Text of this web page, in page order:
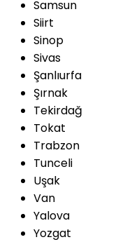
Samsun
Siirt
Sinop
Sivas
Şanlıurfa
Şırnak
Tekirdağ
Tokat
Trabzon
Tunceli
Uşak
Van
Yalova
Yozgat